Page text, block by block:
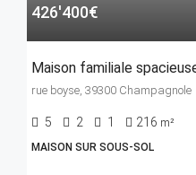
426'400€
Maison familiale
rue boyse, 39300 Champagnole
5 2 1 216 m²
MAISON SUR SOUS-SOL